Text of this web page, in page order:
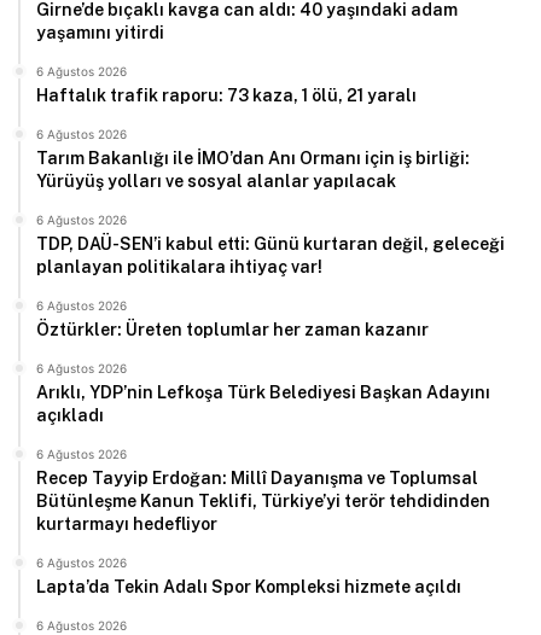
Girne’de bıçaklı kavga can aldı: 40 yaşındaki adam
yaşamını yitirdi
6 Ağustos 2026
Haftalık trafik raporu: 73 kaza, 1 ölü, 21 yaralı
6 Ağustos 2026
Tarım Bakanlığı ile İMO’dan Anı Ormanı için iş birliği:
Yürüyüş yolları ve sosyal alanlar yapılacak
6 Ağustos 2026
TDP, DAÜ-SEN’i kabul etti: Günü kurtaran değil, geleceği
planlayan politikalara ihtiyaç var!
6 Ağustos 2026
Öztürkler: Üreten toplumlar her zaman kazanır
6 Ağustos 2026
Arıklı, YDP’nin Lefkoşa Türk Belediyesi Başkan Adayını
açıkladı
6 Ağustos 2026
Recep Tayyip Erdoğan: Millî Dayanışma ve Toplumsal
Bütünleşme Kanun Teklifi, Türkiye’yi terör tehdidinden
kurtarmayı hedefliyor
6 Ağustos 2026
Lapta’da Tekin Adalı Spor Kompleksi hizmete açıldı
6 Ağustos 2026